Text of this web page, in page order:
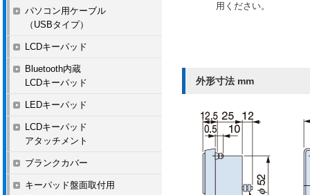
用ください。
外形寸法 mm
パソコン用ケーブル
（USBタイプ）
LCDキーパッド
Bluetooth内蔵
LCDキーパッド
LEDキーパッド
LCDキーパッド
アタッチメント
ブランクカバー
キーパッド盤面取付用